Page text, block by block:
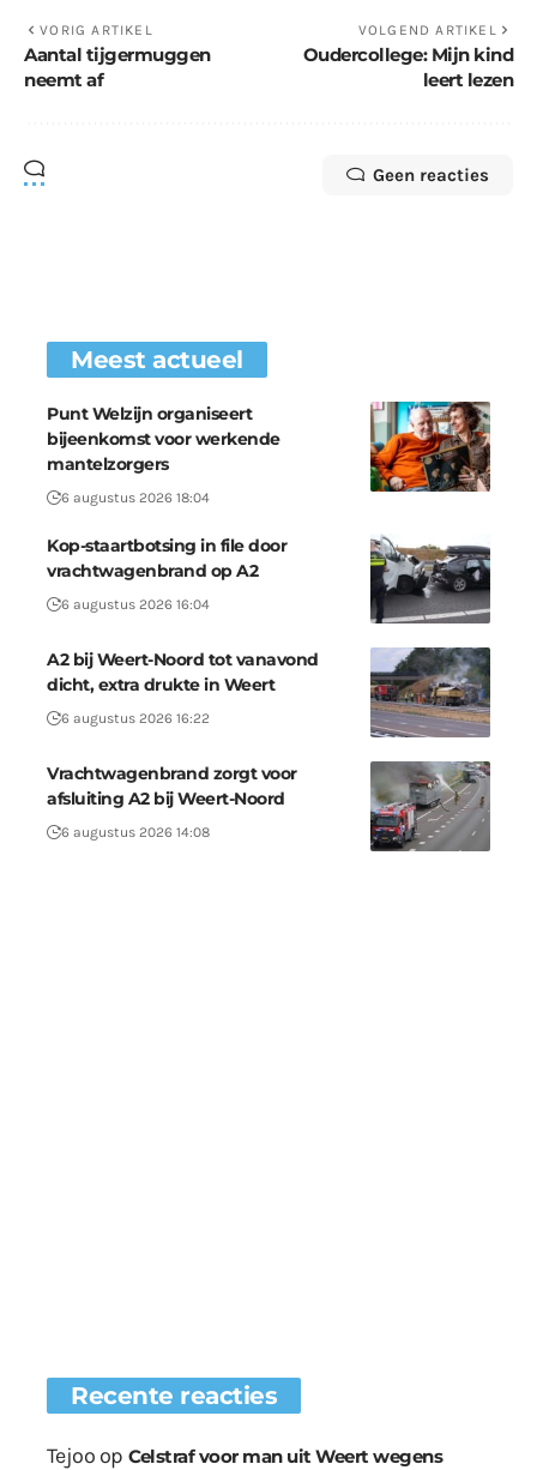
VORIG ARTIKEL
Aantal tijgermuggen
neemt af
VOLGEND ARTIKEL
Oudercollege: Mijn kind
leert lezen
Geen reacties
Meest actueel
Punt Welzijn organiseert
bijeenkomst voor werkende
mantelzorgers
6 augustus 2026 18:04
Kop-staartbotsing in file door
vrachtwagenbrand op A2
6 augustus 2026 16:04
A2 bij Weert-Noord tot vanavond
dicht, extra drukte in Weert
6 augustus 2026 16:22
Vrachtwagenbrand zorgt voor
afsluiting A2 bij Weert-Noord
6 augustus 2026 14:08
Recente reacties
Tejoo op Celstraf voor man uit Weert wegens